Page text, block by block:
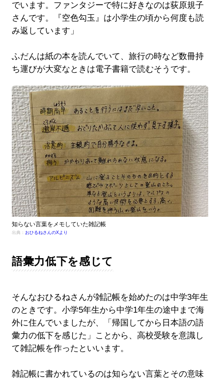
でいます。ファンタジーで特に好きなのは荻原規子
さんです。『空色勾玉』は小学生の頃から何度も読
み返しています」
ふだんは紙の本を読んでいて、旅行の時など数冊持
ち運びが大変なときは電子書籍で読むそうです。
知らない言葉をメモしていた雑記帳
出典： おひるねさんのXより
語彙力低下を感じて
そんなおひるねさんが雑記帳を始めたのは中学3年生
のときです。小学5年生から中学1年生の途中まで海
外に住んでいましたが、「帰国してから日本語の語
彙力の低下を感じた」ことから、高校受験を意識し
て雑記帳を作ったといいます。
雑記帳に書かれているのは知らない言葉とその意味